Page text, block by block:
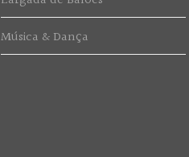
Música & Dança